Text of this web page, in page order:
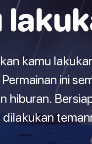
kamu
ini
hiburan.